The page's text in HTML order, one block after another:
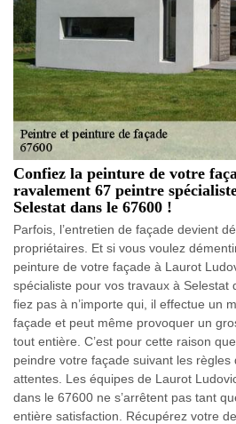
Confiez la peinture de votre
ravalement 67 peintre
Selestat dans le 67600 !
Parfois, l’entretien de façade devient
propriétaires. Et si vous voulez
peinture de votre façade à Laurot
spécialiste pour vos travaux à Selestat
fiez pas à n’importe qui, il effectue un
façade et peut même provoquer un
tout entière. C’est pour cette raison
peindre votre façade suivant les règles
attentes. Les équipes de Laurot
dans le 67600 ne s’arrêtent pas tant
entière satisfaction. Récupérez votre